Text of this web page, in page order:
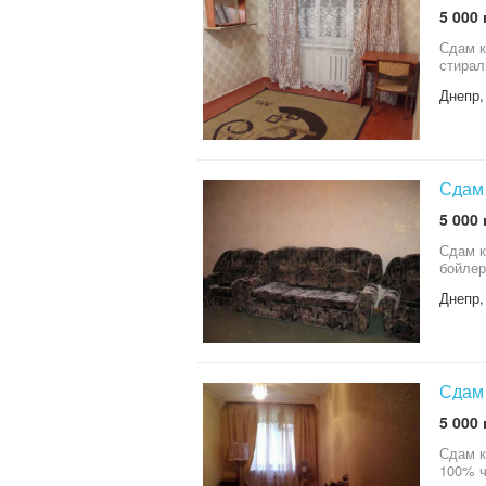
5 000
Сдам
Сдам
5 000
Сдам
Сдам
5 000
Сдам
100%